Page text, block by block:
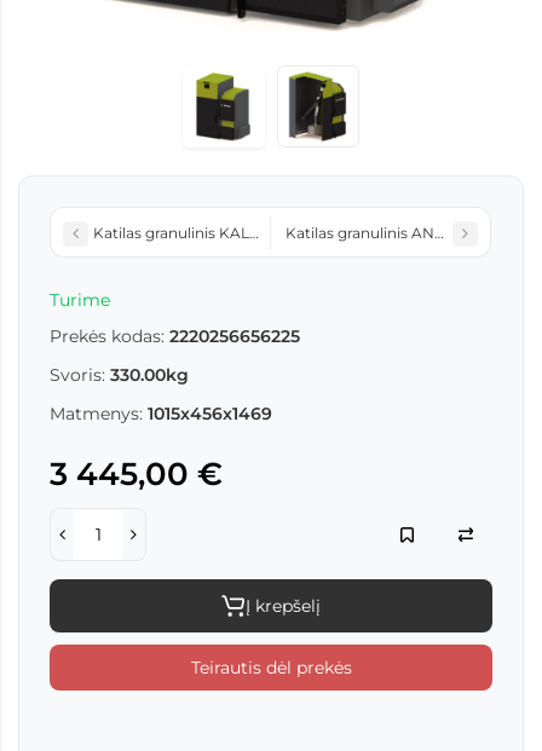
Katilas granulinis KALVIS-2-12-DG 16kWKatilas granulinis ANTARA Smart
Turime
Prekės kodas: 2220256656225
Svoris: 330.00kg
Matmenys: 1015x456x1469
3 445,00 €
Į krepšelį
Teirautis dėl prekės